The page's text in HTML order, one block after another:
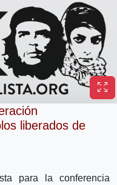
liberados de
para la conferencia